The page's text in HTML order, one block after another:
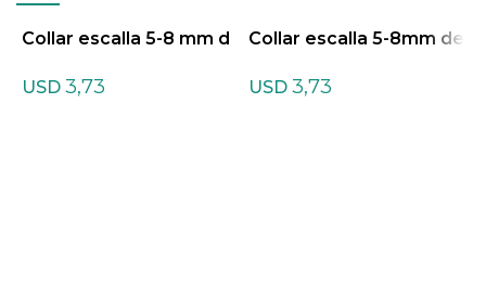
Collar escalla 5-8 mm d
USD 3,73
Collar escalla 5-8mm de
USD 3,73